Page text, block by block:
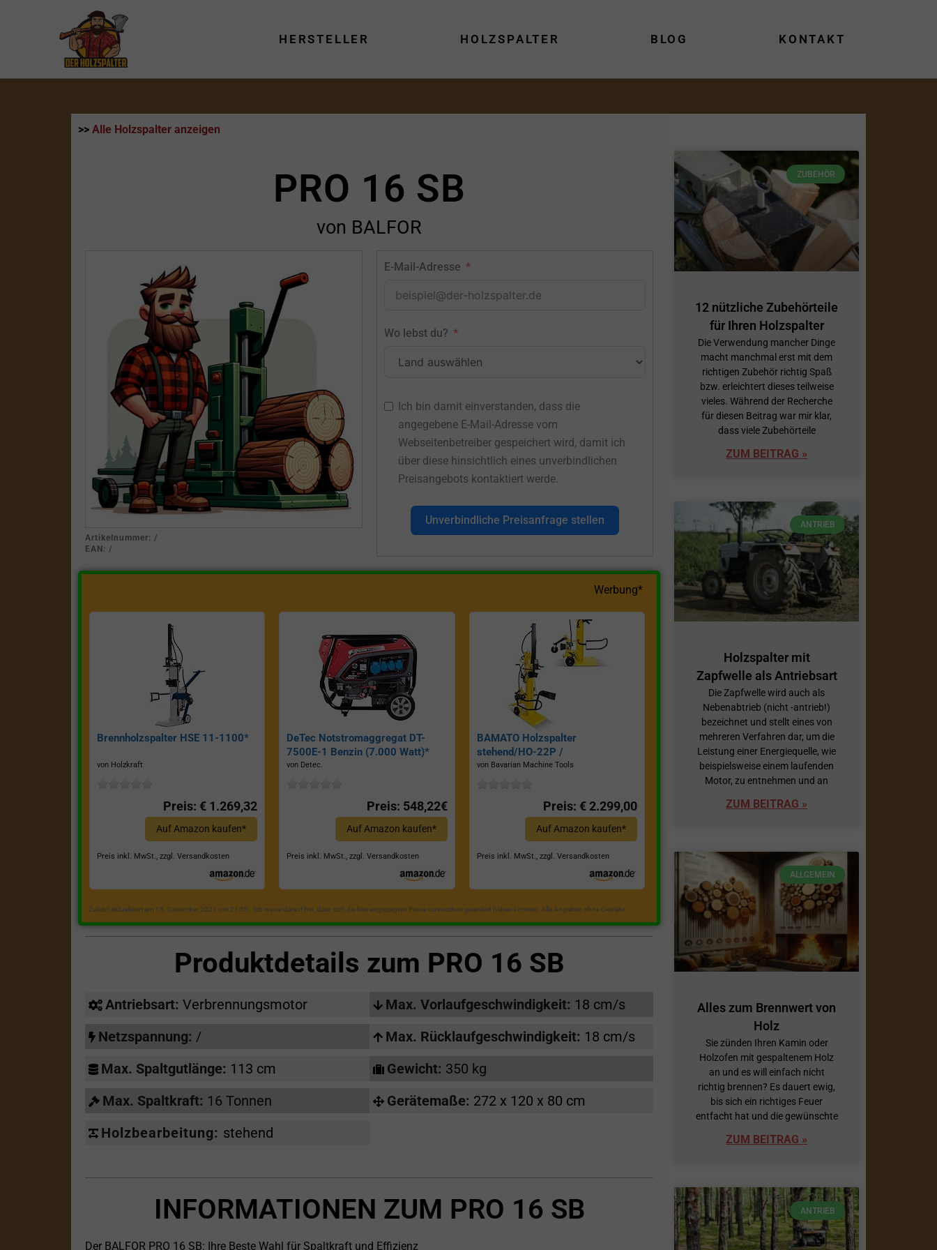
HERSTELLER HOLZSPALTER BLOG KONTAKT
>> Alle Holzspalter anzeigen
PRO 16 SB
von BALFOR
Artikelnummer: /
EAN: /
E-Mail-Adresse
Wo lebst du?
Ich bin damit einverstanden, dass die
angegebene E-Mail-Adresse vom
Webseitenbetreiber gespeichert wird, damit ich
über diese hinsichtlich eines unverbindlichen
Preisangebots kontaktiert werde.
Unverbindliche Preisanfrage stellen
Werbung*
Brennholzspalter HSE 11-1100*
von Holzkraft
Preis: € 1.269,32
Auf Amazon kaufen*
Preis inkl. MwSt., zzgl. Versandkosten
DeTec Notstromaggregat DT-
7500E-1 Benzin (7.000 Watt)*
von Detec.
Preis: 548,22€
Auf Amazon kaufen*
Preis inkl. MwSt., zzgl. Versandkosten
BAMATO Holzspalter
stehend/HO-22P /
Zapfwellenantrieb, Inkl.
von Bavarian Machine Tools
Preis: € 2.299,00
Auf Amazon kaufen*
Preis inkl. MwSt., zzgl. Versandkosten
Zuletzt aktualisiert am 18. Dezember 2023 um 21:50 . Ich weise darauf hin, dass sich die hier angezeigten Preise inzwischen geändert haben können. Alle Angaben ohne Gewähr.
Produktdetails zum PRO 16 SB
Antriebsart: Verbrennungsmotor
Netzspannung: /
Max. Spaltgutlänge: 113 cm
Max. Spaltkraft: 16 Tonnen
Holzbearbeitung: stehend
Max. Vorlaufgeschwindigkeit: 18 cm/s
Max. Rücklaufgeschwindigkeit: 18 cm/s
Gewicht: 350 kg
Gerätemaße: 272 x 120 x 80 cm
INFORMATIONEN ZUM PRO 16 SB
Der BALFOR PRO 16 SB: Ihre Beste Wahl für Spaltkraft und Effizienz
ZUBEHÖR
12 nützliche Zubehörteile
für Ihren Holzspalter
Die Verwendung mancher Dinge
macht manchmal erst mit dem
richtigen Zubehör richtig Spaß
bzw. erleichtert dieses teilweise
vieles. Während der Recherche
für diesen Beitrag war mir klar,
dass viele Zubehörteile
ZUM BEITRAG »
ANTRIEB
Holzspalter mit
Zapfwelle als Antriebsart
Die Zapfwelle wird auch als
Nebenabtrieb (nicht -antrieb!)
bezeichnet und stellt eines von
mehreren Verfahren dar, um die
Leistung einer Energiequelle, wie
beispielsweise einem laufenden
Motor, zu entnehmen und an
ZUM BEITRAG »
ALLGEMEIN
Alles zum Brennwert von
Holz
Sie zünden Ihren Kamin oder
Holzofen mit gespaltenem Holz
an und es will einfach nicht
richtig brennen? Es dauert ewig,
bis sich ein richtiges Feuer
entfacht hat und die gewünschte
ZUM BEITRAG »
ANTRIEB